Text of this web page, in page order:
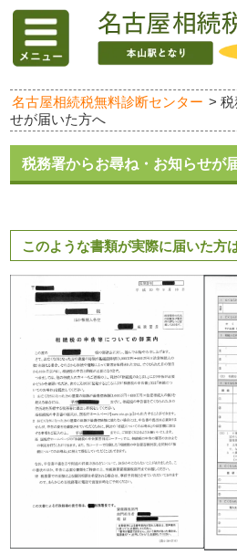
名古屋相続税無料診断センター >税
せが届いた方へ
税務署からお尋ね・お知らせが
このような書類が実際に届いた方